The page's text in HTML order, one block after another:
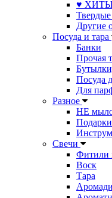
♥ ХИТЫ
Другие
Посуда и тара
Банки
Прочая
Посуда
Для
Разное
НЕ
Свечи
Фитили
Воск
Тара